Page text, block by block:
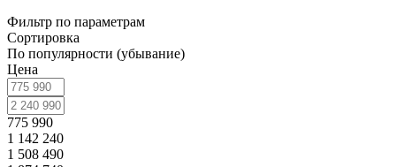
Фильтр по параметрам
Сортировка
По популярности (убывание)
Цена
775 990
1 142 240
1 508 490